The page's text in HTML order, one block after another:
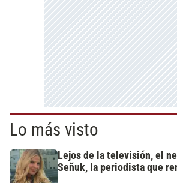
Lo más visto
Lejos de la televisión, el
Señuk, la periodista que